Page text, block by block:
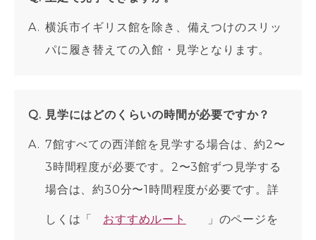
横浜市イギリス館を除き、備えつけのスリッ
パに履き替えての入館・見学となります。
見学にはどのくらいの時間が必要ですか？
7館すべての西洋館を見学する場合は、約2〜
3時間程度が必要です。2〜3館ずつ見学する
場合は、約30分〜1時間程度が必要です。詳
しくは「 おすすめルート 」のページを